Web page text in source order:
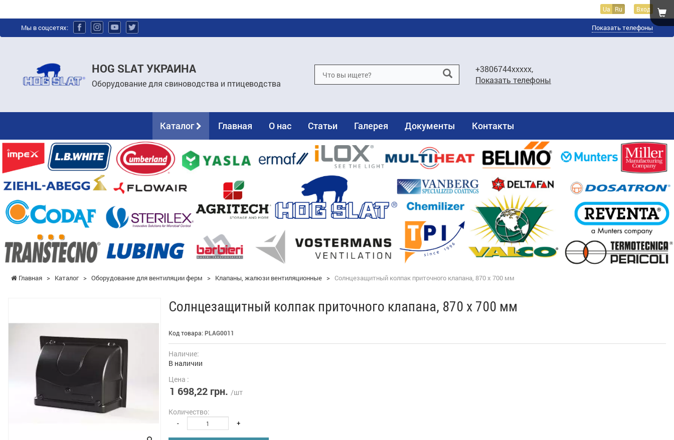
Ua Ru Вход
Мы в соцсетях: Показать телефоны
HOG SLAT УКРАИНА
Оборудование для свиноводства и птицеводства
+3806744xxxxx,
Показать телефоны
Каталог Главная О нас Статьи Галерея Документы Контакты
Главная > Каталог > Оборудование для вентиляции ферм > Клапаны, жалюзи вентиляционные > Солнцезащитный колпак приточного клапана, 870 х 700 мм
Солнцезащитный колпак приточного клапана, 870 х 700 мм
Код товара: PLAG0011
Наличие:
В наличии
Цена :
1 698,22 грн. /шт
Количество:
- +